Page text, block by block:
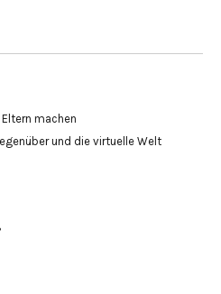
machen
und die virtuelle Welt